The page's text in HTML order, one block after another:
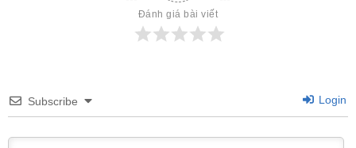
Đánh giá bài viết
Subscribe Login